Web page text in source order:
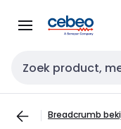
naar
naar
Zoekveld invoer
Breadcrumb